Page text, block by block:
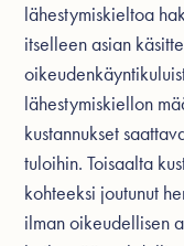
lähestymiskieltoa
itselleen asian
lähestymiskiellon
kustannukset
tuloihin. Toisaalta
kohteeksi joutunut
ilman oikeudellisen